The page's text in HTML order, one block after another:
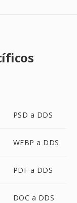
PSD a DDS
WEBP a DDS
PDF a DDS
DOC a DDS